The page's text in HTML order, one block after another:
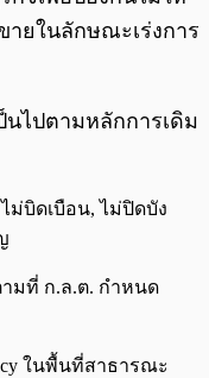
ายในลักษณะเร่งการ
ไปตามหลักการเดิม
ม่บิดเบือน, ไม่ปิดบัง
ามที่ ก.ล.ต. กำหนด
ในพื้นที่สาธารณะ